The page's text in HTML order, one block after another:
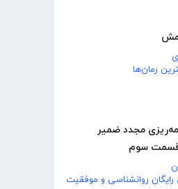
رمان‌ها
مجدد ضمیر
قسمت سوم
روانشناسی و موفقیت